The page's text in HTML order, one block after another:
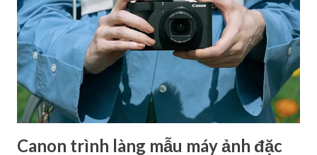
năm ngoái đến PowerShot V1 và EOS R50 V ra mắt năm nay,
nhiều diễn đàn đồn đoán rằng máy ảnh tiếp theo Canon sẽ
cho ra mắt khả năng cao là Canon EOS R7 Mark II. Đa số các
thông tin cung cấp đều cho rằng R7 Mark II sẽ là một chiếc
máy ảnh có hiệu suất mạnh mẽ, sở hữu cảm biến độ phân...
Canon trình làng mẫu máy ảnh đặc